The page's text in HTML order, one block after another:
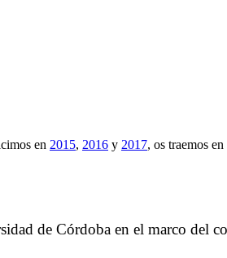
en 2015, 2016 y 2017, os traemos
de Córdoba en el marco del